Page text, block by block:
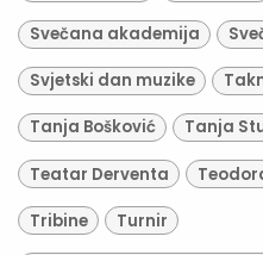
Svečana akademija
Svjetski dan muzike
Tanja Bošković Tanja
Teatar Derventa
Tribine Turnir